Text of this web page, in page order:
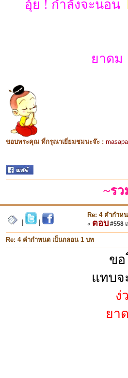
อุ้ย ! กำลังจะนอน
ยาดม
ขอบพระคุณ ที่กรุณาเยี่ยมชมนะจ๊ะ :
~ร
Re: 4 คำกำห
« ตอบ #558
Re: 4 คำกำหนด เป็นกลอน 1 บท
ข
แทบจ
ง่
ยา